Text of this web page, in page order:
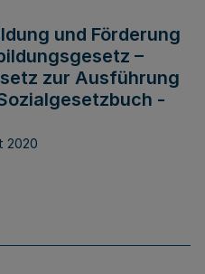
und Förderung
–
zur Ausführung
-
2020